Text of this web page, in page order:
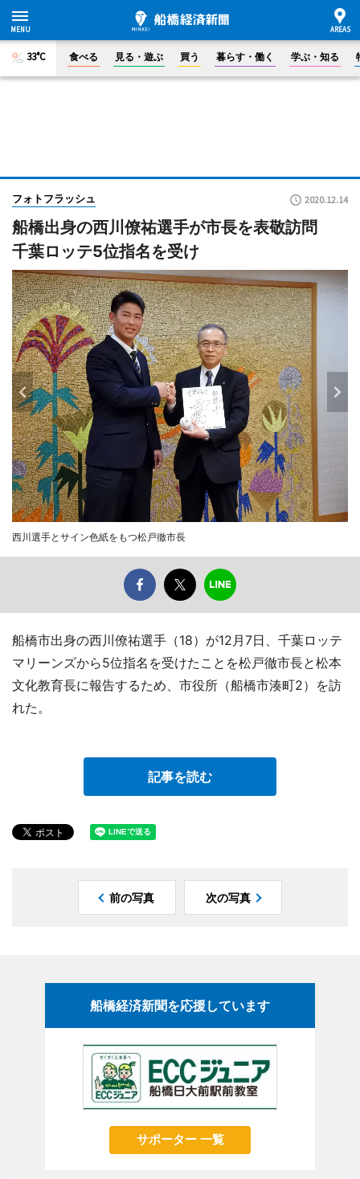
33°C 食べる 見る・遊ぶ 買う 暮らす・働く 学ぶ・知る
フォトフラッシュ 2020.12.14
船橋出身の西川僚祐選手が市長を表敬訪問
千葉ロッテ5位指名を受け
西川選手とサイン色紙をもつ松戸徹市長
船橋市出身の西川僚祐選手（18）が12月7日、千葉ロッテ
マリーンズから5位指名を受けたことを松戸徹市長と松本
文化教育長に報告するため、市役所（船橋市湊町2）を訪
れた。
記事を読む
前の写真 次の写真
船橋経済新聞を応援しています
サポーター 一覧